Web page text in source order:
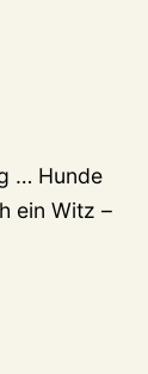
… Hunde
ein Witz –